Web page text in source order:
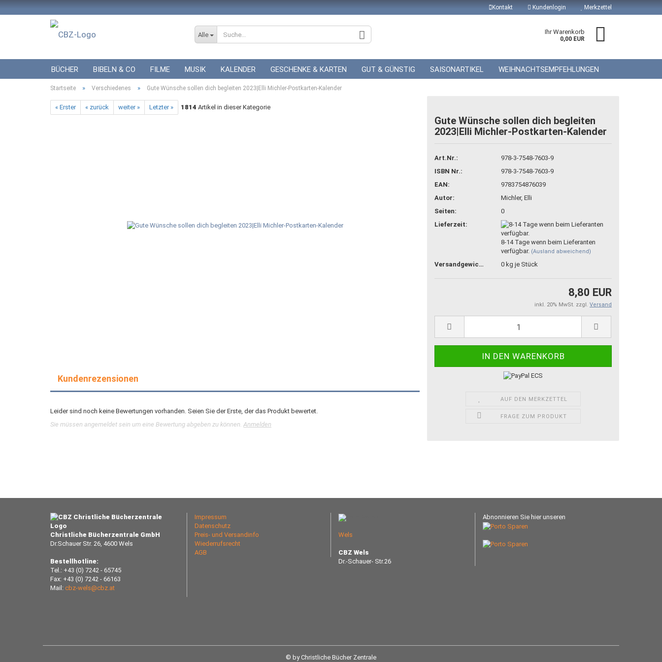
Kontakt Kundenlogin
Passwort vergessen?
Merkzettel
Alle Ihr Warenkorb
0,00 EUR
BÜCHER BIBELN & CO FILME MUSIK KALENDER GESCHENKE & KARTEN GUT & GÜNSTIG SAISONARTIKEL WEIHNACHTSEMPFEHLUNGEN
ICF BÜCHER VERSCHIEDENES GESCHENKE ZUR HOCHZEIT GUTSCHEINE
Startseite » Verschiedenes » Gute Wünsche sollen dich begleiten 2023|Elli Michler-Postkarten-Kalender
« Erster « zurück weiter » Letzter » 1814 Artikel in dieser Kategorie
Gute Wünsche sollen dich begleiten
2023|Elli Michler-Postkarten-Kalender
Art.Nr.:
978-3-7548-7603-9
ISBN Nr.:
978-3-7548-7603-9
EAN:
9783754876039
Autor:
Michler, Elli
Seiten:
0
Lieferzeit:
8-14 Tage wenn beim Lieferanten
verfügbar. (Ausland abweichend)
Versandgewicht: 0 kg je Stück
8,80 EUR
inkl. 20% MwSt. zzgl. Versand
AUF DEN MERKZETTEL
FRAGE ZUM PRODUKT
Kundenrezensionen
Leider sind noch keine Bewertungen vorhanden. Seien Sie der Erste, der das Produkt bewertet.
Sie müssen angemeldet sein um eine Bewertung abgeben zu können. Anmelden
Christliche Bücherzentrale GmbH
Dr.Schauer Str. 26, 4600 Wels
Bestellhotline:
Tel.: +43 (0) 7242 - 65745
Fax: +43 (0) 7242 - 66163
Mail: cbz-wels@cbz.at
Impressum
Datenschutz
Preis- und Versandinfo
Wiederrufsrecht
AGB
Wels
CBZ Wels
Dr.-Schauer- Str.26
Abnonnieren Sie hier unseren
© by Christliche Bücher Zentrale